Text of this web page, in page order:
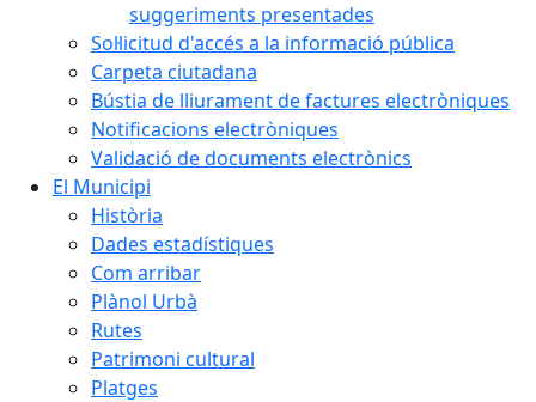
suggeriments presentades
Sol·licitud d'accés a la informació pública
Carpeta ciutadana
Bústia de lliurament de factures electròniques
Notificacions electròniques
Validació de documents electrònics
El Municipi
Història
Dades estadístiques
Com arribar
Plànol Urbà
Rutes
Patrimoni cultural
Platges